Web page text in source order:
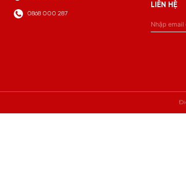
0868 000 287
LIÊN HỆ